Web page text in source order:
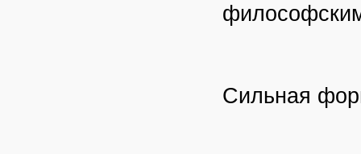
Сильная